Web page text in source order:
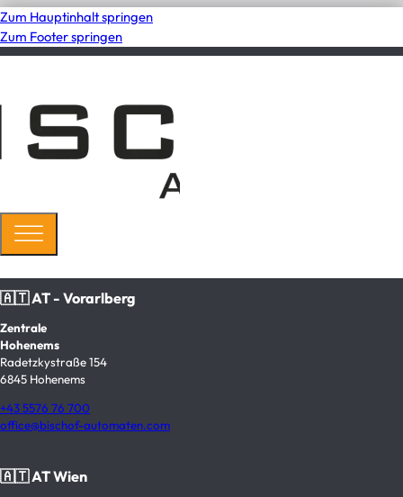
Zum Hauptinhalt springen
Zum Footer springen
🇦🇹 AT - Vorarlberg
Zentrale
Hohenems
Radetzkystraße 154
6845 Hohenems
+43 5576 76 700
office@bischof-automaten.com
🇦🇹 AT Wien